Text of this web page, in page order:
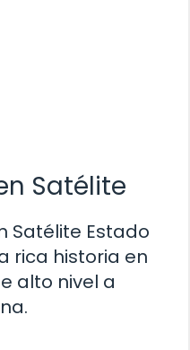
Satélite
Satélite Estado
rica historia en
alto nivel a